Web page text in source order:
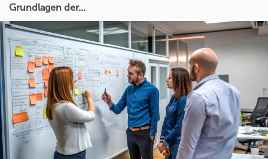
Grundlagen der...